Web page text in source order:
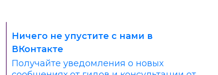
Ничего не упустите с нами в
ВКонтакте
Получайте уведомления о новых